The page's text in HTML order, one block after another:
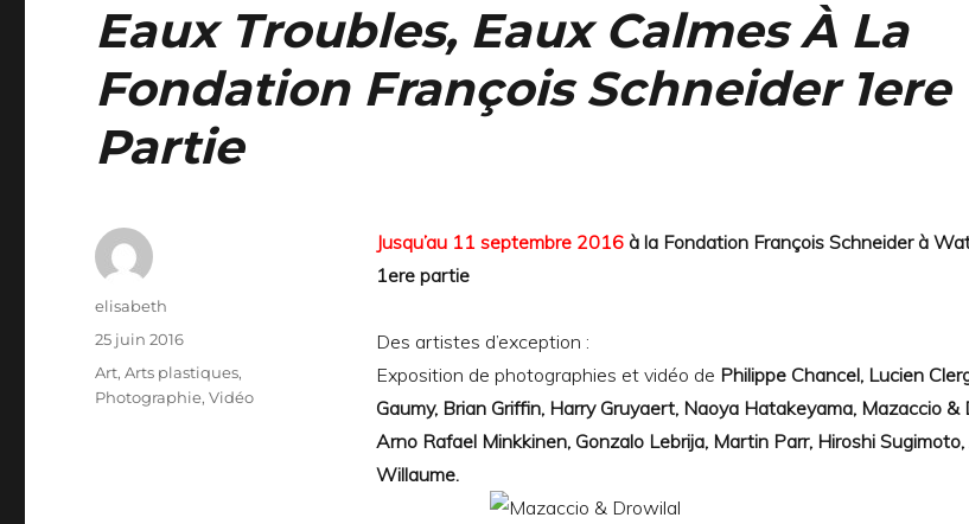
Eaux Troubles, Eaux Calmes À La
Fondation François Schneider 1ere
Partie
Jusqu’au 11 septembre 2016à la Fondation François Schneider à
1ere partie
Des artistes d’exception :
Exposition de photographies et vidéo de Philippe Chancel, Lucien
Gaumy, Brian Griffin, Harry Gruyaert, Naoya Hatakeyama, Mazaccio &
Arno Rafael Minkkinen, Gonzalo Lebrija, Martin Parr, Hiroshi
Willaume.
Auteur
elisabeth
Publié
25 juin 2016
Catégories
Art,Arts plastiques,
Photographie,Vidéo